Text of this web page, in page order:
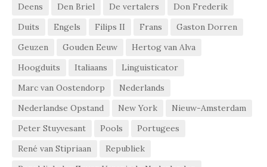
Deens
Den Briel De vertalers
Don Frederik
Duits
Engels Filips II Frans
Gaston Dorren
Geuzen
Gouden Eeuw
Hertog van Alva
Hoogduits
Italiaans
Linguisticator
Marc van Oostendorp
Nederlands
Nederlandse Opstand
New York
Nieuw-Amsterdam
Peter Stuyvesant
Pools
Portugees
René van Stipriaan
Republiek